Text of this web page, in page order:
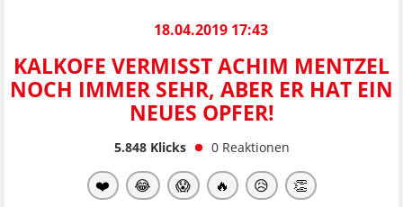
18.04.2019 17:43
KALKOFE VERMISST ACHIM MENTZEL
NOCH IMMER SEHR, ABER ER HAT EIN
NEUES OPFER!
5.848Klicks 0 Reaktionen
❤️ 😂 😱 🔥 😥 👏